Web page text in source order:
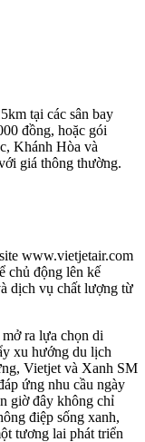
tại các sân bay
đồng, hoặc gói
Khánh Hòa và
giá thông thường.
www.vietjetair.com
chủ động lên kế
dịch vụ chất lượng từ
ra lựa chọn di
xu hướng du lịch
Vietjet và Xanh SM
ứng nhu cầu ngày
giờ đây không chỉ
điệp sống xanh,
tương lai phát triển